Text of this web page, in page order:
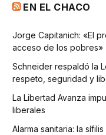
EN EL CHACO
Jorge Capitanich: «El
acceso de los pobres»
Schneider respaldó la
respeto, seguridad y
La Libertad Avanza
liberales
Alarma sanitaria: la